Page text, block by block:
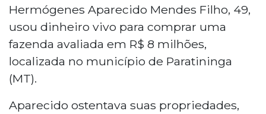
Hermógenes Aparecido Mendes Filho, 49,
usou dinheiro vivo para comprar uma
fazenda avaliada em R$ 8 milhões,
localizada no município de Paratininga
(MT).
Aparecido ostentava suas propriedades,